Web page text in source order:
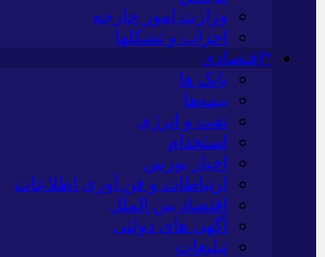
وزارت امور خارجه
احزاب و تشکلها
*اقتصادی
بانک ها
بیمه‌ها
نفت و انرژی
استخدام
اخبار بورس
ارتباطات و فن آوری اطلاعات
اقتصاد بین الملل
آگهی های دولتی
تبلیغات